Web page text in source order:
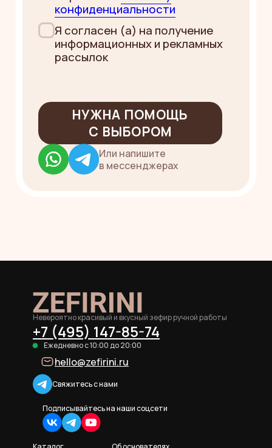
Невероятно красивый и вкусный зефир ручной работы
+7 (495) 147-85-74
Ежедневно с 10:00 до 20:00
hello@zefirini.ru
Свяжитесь с нами
Подписывайтесь на наши соцсети